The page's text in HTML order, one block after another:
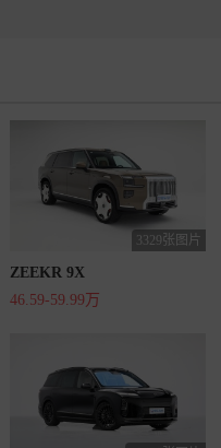
3329张图片
ZEEKR 9X
46.59-59.99万